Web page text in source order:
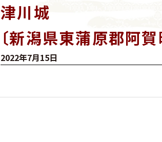
津川城
〔新潟県東蒲原郡阿賀
2022年7月15日